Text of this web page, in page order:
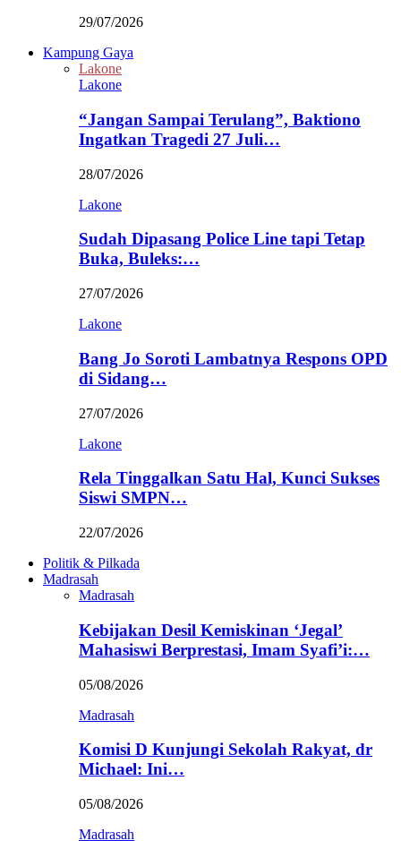
29/07/2026
Kampung Gaya
Lakone
Lakone
“Jangan Sampai Terulang”, Baktiono
Ingatkan Tragedi 27 Juli…
28/07/2026
Lakone
Sudah Dipasang Police Line tapi Tetap
Buka, Buleks:…
27/07/2026
Lakone
Bang Jo Soroti Lambatnya Respons OPD
di Sidang…
27/07/2026
Lakone
Rela Tinggalkan Satu Hal, Kunci Sukses
Siswi SMPN…
22/07/2026
Politik & Pilkada
Madrasah
Madrasah
Kebijakan Desil Kemiskinan ‘Jegal’
Mahasiswi Berprestasi, Imam Syafi’i:…
05/08/2026
Madrasah
Komisi D Kunjungi Sekolah Rakyat, dr
Michael: Ini…
05/08/2026
Madrasah